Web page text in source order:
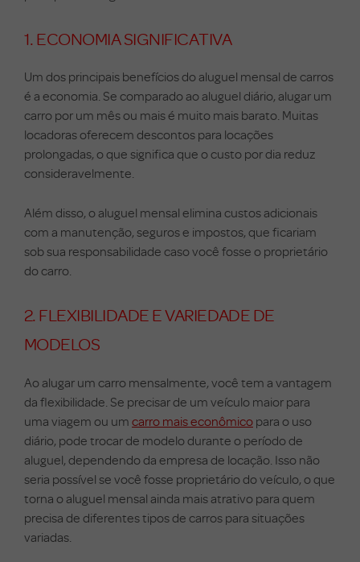
1. ECONOMIA SIGNIFICATIVA
Um dos principais benefícios do aluguel mensal de carros
é a economia. Se comparado ao aluguel diário, alugar um
carro por um mês ou mais é muito mais barato. Muitas
locadoras oferecem descontos para locações
prolongadas, o que significa que o custo por dia reduz
consideravelmente.
Além disso, o aluguel mensal elimina custos adicionais
com a manutenção, seguros e impostos, que ficariam
sob sua responsabilidade caso você fosse o proprietário
do carro.
2. FLEXIBILIDADE E VARIEDADE DE
MODELOS
Ao alugar um carro mensalmente, você tem a vantagem
da flexibilidade. Se precisar de um veículo maior para
uma viagem ou um carro mais econômico para o uso
diário, pode trocar de modelo durante o período de
aluguel, dependendo da empresa de locação. Isso não
seria possível se você fosse proprietário do veículo, o que
torna o aluguel mensal ainda mais atrativo para quem
precisa de diferentes tipos de carros para situações
variadas.